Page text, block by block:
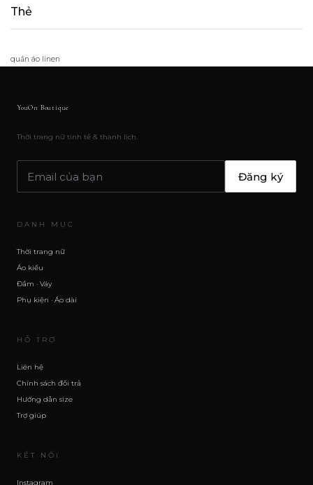
Thẻ
quần áo linen
YouOn Boutique
Thời trang nữ tinh tế & thanh lịch.
Đăng ký
DANH MỤC
Thời trang nữ
Áo kiểu
Đầm · Váy
Phụ kiện · Áo dài
HỖ TRỢ
Liên hệ
Chính sách đổi trả
Hướng dẫn size
Trợ giúp
KẾT NỐI
Instagram